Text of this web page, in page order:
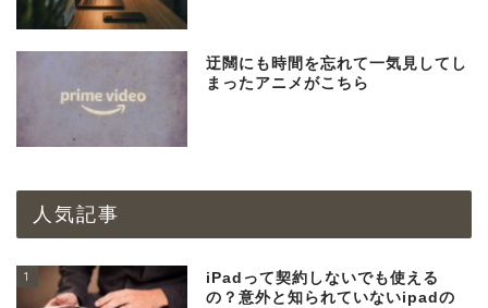
迂闊にも時間を忘れて一気見してし
まったアニメがこちら
人気記事
1
iPadって契約しないでも使える
の？意外と知られていないipadの